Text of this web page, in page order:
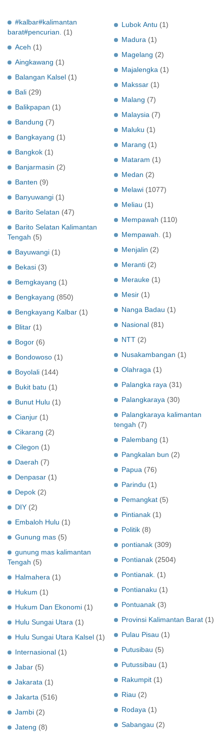
#kalbar#kalimantan
barat#pencurian.
(1)
Aceh (1)
Aingkawang (1)
Balangan Kalsel (1)
Bali (29)
Balikpapan (1)
Bandung (7)
Bangkayang (1)
Bangkok (1)
Banjarmasin (2)
Banten (9)
Banyuwangi (1)
Barito Selatan (47)
Barito Selatan Kalimantan
Tengah (5)
Bayuwangi (1)
Bekasi (3)
Bemgkayang (1)
Bengkayang (850)
Bengkayang Kalbar (1)
Blitar (1)
Bogor (6)
Bondowoso (1)
Boyolali (144)
Bukit batu (1)
Bunut Hulu (1)
Cianjur (1)
Cikarang (2)
Cilegon (1)
Daerah (7)
Denpasar (1)
Depok (2)
DIY (2)
Embaloh Hulu (1)
Gunung mas (5)
gunung mas kalimantan
Tengah (5)
Halmahera (1)
Hukum (1)
Hukum Dan Ekonomi (1)
Hulu Sungai Utara (1)
Hulu Sungai Utara Kalsel (1)
Internasional (1)
Jabar (5)
Jakarata (1)
Jakarta (516)
Jambi (2)
Jateng (8)
Lubok Antu (1)
Madura (1)
Magelang (2)
Majalengka (1)
Makssar (1)
Malang (7)
Malaysia (7)
Maluku (1)
Marang (1)
Mataram (1)
Medan (2)
Melawi (1077)
Meliau (1)
Mempawah (110)
Mempawah.
(1)
Menjalin (2)
Meranti (2)
Merauke (1)
Mesir (1)
Nanga Badau (1)
Nasional (81)
NTT (2)
Nusakambangan (1)
Olahraga (1)
Palangka raya (31)
Palangkaraya (30)
Palangkaraya kalimantan
tengah (7)
Palembang (1)
Pangkalan bun (2)
Papua (76)
Parindu (1)
Pemangkat (5)
Pintianak (1)
Politik (8)
pontianak (309)
Pontianak (2504)
Pontianak. (1)
Pontianaku (1)
Pontuanak (3)
Provinsi Kalimantan Barat (1)
Pulau Pisau (1)
Putusibau (5)
Putussibau (1)
Rakumpit (1)
Riau (2)
Rodaya (1)
Sabangau (2)